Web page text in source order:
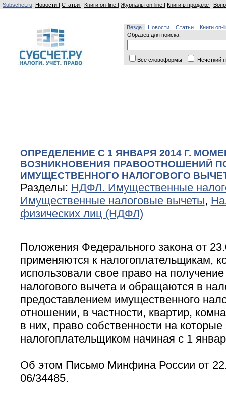
Subschet.ru: Новости | Статьи | Книги on-line | Журналы on-line | Книги в продаже |
Везде Новости Статьи
Книги on-
Образец для поиска:
Все словоформы Нечеткий
ОПРЕДЕЛЕНИЕ С 1 ЯНВАРЯ 2014 Г.
ВОЗНИКНОВЕНИЯ ПРАВООТНОШЕНИЙ
ИМУЩЕСТВЕННОГО НАЛОГОВОГО
Разделы: НДФЛ. Имущественные
Имущественные налоговые вычеты,
физических лиц (НДФЛ)
Положения Федерального закона от
применяются к налогоплательщикам,
использовали свое право на
налогового вычета и обращаются в
предоставлением имущественного
отношении, в частности, квартир,
в них, право собственности на которые
налогоплательщиком начиная с 1
Об этом Письмо Минфина России от
06/34485.